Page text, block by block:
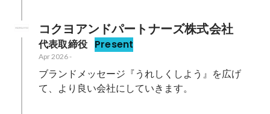
コクヨアンドパートナーズ株式会社
代表取締役 Present
Apr 2026-
ブランドメッセージ『うれしくしよう』を広げ
て、より良い会社にしていきます。